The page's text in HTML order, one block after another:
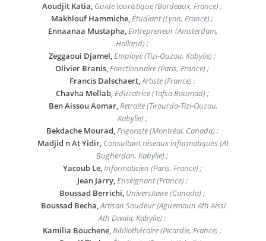
Aoudjit Katia, Guide touristique (Bordeaux, France) ;
Makhlouf Hammiche,Étudiant (Lyon, France) ;
Ennaanaa Mustapha,Entrepreneur (Amsterdam,
Holland) ;
Zeggaoui Djamel,Employé (Tizi-Ouzou, Kabylie) ;
Olivier Branis,Fonctionnaire (Paris, France) ;
Francis Dalschaert,Artiste (France) ;
Chavha Mellab,Educatrice (Tafsa Boumad) ;
Ben Aissou Aomar,Retraité (Tirourda-Tizi-Ouzou,
Kabylie) ;
Bekdache Mourad,Frigoriste (Montréal, Canada) ;
Madjid n At Yidir, Consultant réseaux informatiques (At
Bugherdan, Kabylie) ;
Yacoub Le,Informaticien (Paris, France) ;
Jean Jarry,Enseignant (France) ;
Boussad Berrichi, Universitaire (Canada) ;
Boussad Becha,Artisan Soudeur (Aguemoun Ath Aissi
Ath Dwala, Kabylie) ;
Kamilia Bouchene,Bibliothécaire (Picardie, France) ;